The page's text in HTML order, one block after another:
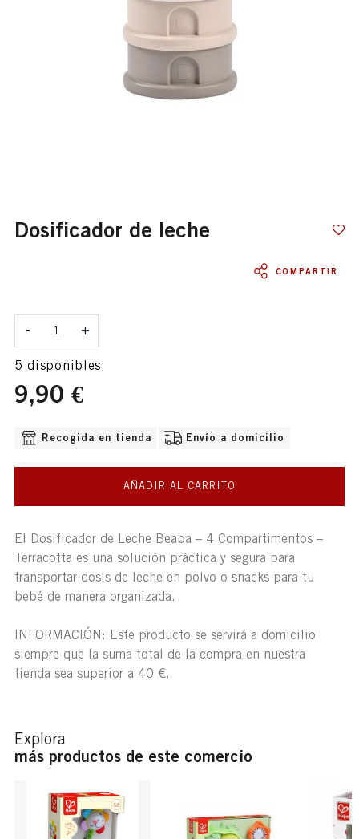
dosificador de leche
COMPARTIR
- +
5 disponibles
9,90 €
OPCIONES DE ENVÍO DISPONIBLE
Recogida en tienda Envío a domicilio
AÑADIR AL CARRITO
El Dosificador de Leche Beaba – 4 Compartimentos –
Terracotta es una solución práctica y segura para
transportar dosis de leche en polvo o snacks para tu
bebé de manera organizada.
INFORMACIÓN: Este producto se servirá a domicilio
siempre que la suma total de la compra en nuestra
tienda sea superior a 40 €.
Explora
más productos de este comercio